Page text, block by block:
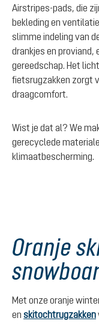
Airstripes-pads, die
bekleding en
slimme indeling van
drankjes en proviand,
gereedschap. Het
fietsrugzakken zorgt
draagcomfort.
Wist je dat al? We
gerecyclede
klimaatbescherming.
Oranje
Met onze oranje
en skitochtrugzakken